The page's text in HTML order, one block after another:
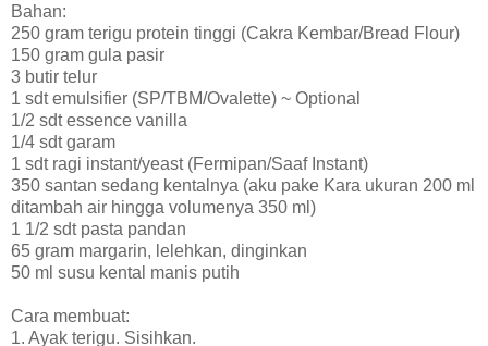
Bahan:
250 gram terigu protein tinggi (Cakra Kembar/Bread Flour)
150 gram gula pasir
3 butir telur
1 sdt emulsifier (SP/TBM/Ovalette) ~ Optional
1/2 sdt essence vanilla
1/4 sdt garam
1 sdt ragi instant/yeast (Fermipan/Saaf Instant)
350 santan sedang kentalnya (aku pake Kara ukuran 200 ml
ditambah air hingga volumenya 350 ml)
1 1/2 sdt pasta pandan
65 gram margarin, lelehkan, dinginkan
50 ml susu kental manis putih
Cara membuat:
1. Ayak terigu. Sisihkan.